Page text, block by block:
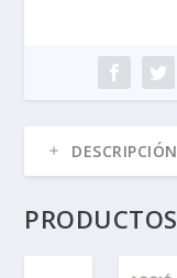
DESCRIPCIÓN